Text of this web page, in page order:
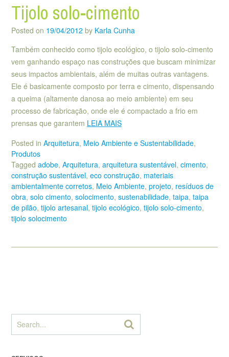
Tijolo solo-cimento
Posted on 19/04/2012 by Karla Cunha
Também conhecido como tijolo ecológico, o tijolo solo-cimento
vem ganhando espaço nas construções que buscam minimizar
seus impactos ambientais, além de muitas outras vantagens.
Ele é basicamente composto por terra e cimento, dispensando
a queima (altamente danosa ao meio ambiente) em seu
processo de fabricação, onde ele é compactado a frio em
prensas que garantem LEIA MAIS
Posted in Arquitetura, Meio Ambiente e Sustentabilidade,
Produtos
Tagged adobe, Arquitetura, arquitetura sustentável, cimento,
construção sustentável, eco construção, materiais
ambientalmente corretos, Meio Ambiente, projeto, resíduos de
obra, solo cimento, solocimento, sustenabilidade, taipa, taipa
de pilão, tijolo artesanal, tijolo ecológico, tijolo solo-cimento,
tijolo solocimento